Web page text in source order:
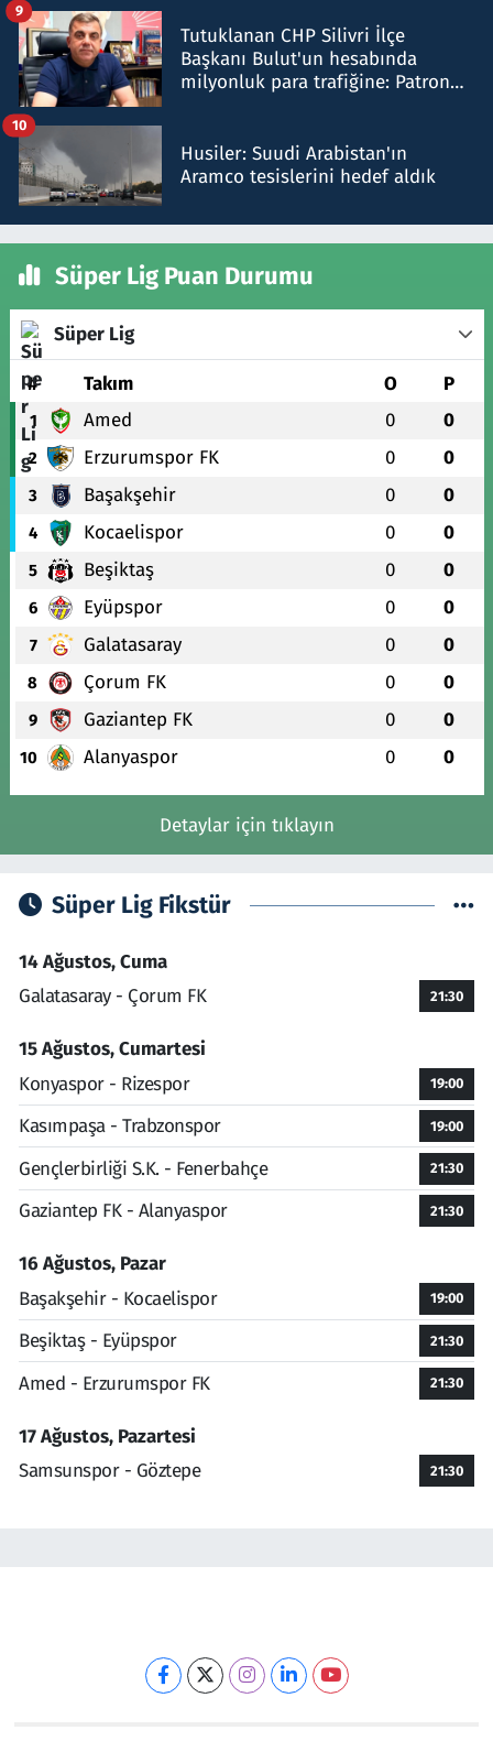
Tutuklanan CHP Silivri İlçe
Başkanı Bulut'un hesabında
milyonluk para trafiğine: Patron
9
Husiler: Suudi Arabistan'ın
Aramco tesislerini hedef aldık
10
Süper Lig Puan Durumu
Süper Lig
# Takım O P
1 Amed 0 0
2 Erzurumspor FK 0 0
3 Başakşehir 0 0
4 Kocaelispor 0 0
5 Beşiktaş 0 0
6 Eyüpspor 0 0
7 Galatasaray 0 0
8 Çorum FK 0 0
9 Gaziantep FK 0 0
10 Alanyaspor 0 0
Detaylar için tıklayın
Süper Lig Fikstür
14 Ağustos, Cuma
Galatasaray - Çorum FK
21:30
15 Ağustos, Cumartesi
Konyaspor - Rizespor
19:00
Kasımpaşa - Trabzonspor 19:00
Gençlerbirliği S.K. - Fenerbahçe 21:30
Gaziantep FK - Alanyaspor 21:30
16 Ağustos, Pazar
Başakşehir - Kocaelispor
19:00
Beşiktaş - Eyüpspor 21:30
Amed - Erzurumspor FK 21:30
17 Ağustos, Pazartesi
Samsunspor - Göztepe
21:30